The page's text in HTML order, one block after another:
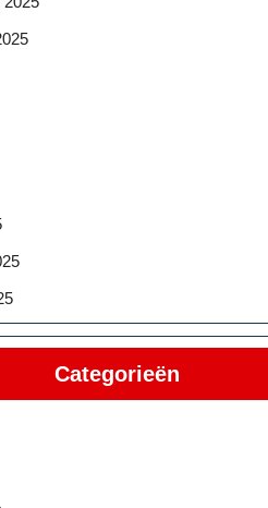
Categorieën